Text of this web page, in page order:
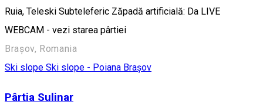
Ruia, Teleski Subteleferic Zăpadă artificială: Da LIVE
WEBCAM - vezi starea pârtiei
Brașov, Romania
Ski slope Ski slope - Poiana Brașov
Pârtia Sulinar